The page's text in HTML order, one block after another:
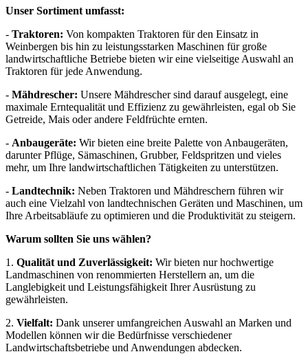
Unser Sortiment umfasst:
- Traktoren: Von kompakten Traktoren für den Einsatz in
Weinbergen bis hin zu leistungsstarken Maschinen für große
landwirtschaftliche Betriebe bieten wir eine vielseitige Auswahl an
Traktoren für jede Anwendung.
- Mähdrescher: Unsere Mähdrescher sind darauf ausgelegt, eine
maximale Erntequalität und Effizienz zu gewährleisten, egal ob Sie
Getreide, Mais oder andere Feldfrüchte ernten.
- Anbaugeräte: Wir bieten eine breite Palette von Anbaugeräten,
darunter Pflüge, Sämaschinen, Grubber, Feldspritzen und vieles
mehr, um Ihre landwirtschaftlichen Tätigkeiten zu unterstützen.
- Landtechnik: Neben Traktoren und Mähdreschern führen wir
auch eine Vielzahl von landtechnischen Geräten und Maschinen, um
Ihre Arbeitsabläufe zu optimieren und die Produktivität zu steigern.
Warum sollten Sie uns wählen?
1. Qualität und Zuverlässigkeit: Wir bieten nur hochwertige
Landmaschinen von renommierten Herstellern an, um die
Langlebigkeit und Leistungsfähigkeit Ihrer Ausrüstung zu
gewährleisten.
2. Vielfalt: Dank unserer umfangreichen Auswahl an Marken und
Modellen können wir die Bedürfnisse verschiedener
Landwirtschaftsbetriebe und Anwendungen abdecken.